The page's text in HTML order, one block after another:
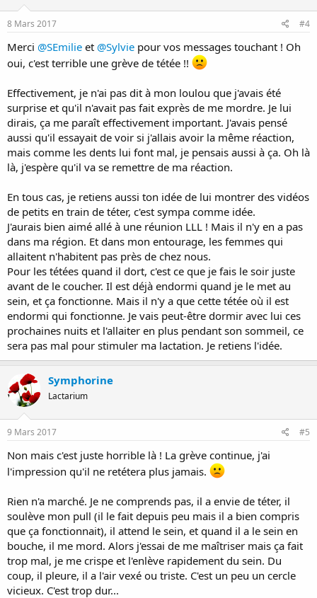
n
s
8 Mars 2017 #4
Merci @SEmilie et @Sylvie pour vos messages touchant ! Oh
oui, c'est terrible une grève de tétée !!
Effectivement, je n'ai pas dit à mon loulou que j'avais été
surprise et qu'il n'avait pas fait exprès de me mordre. Je lui
dirais, ça me paraît effectivement important. J'avais pensé
aussi qu'il essayait de voir si j'allais avoir la même réaction,
mais comme les dents lui font mal, je pensais aussi à ça. Oh là
là, j'espère qu'il va se remettre de ma réaction.
En tous cas, je retiens aussi ton idée de lui montrer des vidéos
de petits en train de téter, c'est sympa comme idée.
J'aurais bien aimé allé à une réunion LLL ! Mais il n'y en a pas
dans ma région. Et dans mon entourage, les femmes qui
allaitent n'habitent pas près de chez nous.
Pour les tétées quand il dort, c'est ce que je fais le soir juste
avant de le coucher. Il est déjà endormi quand je le met au
sein, et ça fonctionne. Mais il n'y a que cette tétée où il est
endormi qui fonctionne. Je vais peut-être dormir avec lui ces
prochaines nuits et l'allaiter en plus pendant son sommeil, ce
sera pas mal pour stimuler ma lactation. Je retiens l'idée.
Symphorine
Lactarium
9 Mars 2017 #5
Non mais c'est juste horrible là ! La grève continue, j'ai
l'impression qu'il ne retétera plus jamais.
Rien n'a marché. Je ne comprends pas, il a envie de téter, il
soulève mon pull (il le fait depuis peu mais il a bien compris
que ça fonctionnait), il attend le sein, et quand il a le sein en
bouche, il me mord. Alors j'essai de me maîtriser mais ça fait
trop mal, je me crispe et l'enlève rapidement du sein. Du
coup, il pleure, il a l'air vexé ou triste. C'est un peu un cercle
vicieux. C'est trop dur...